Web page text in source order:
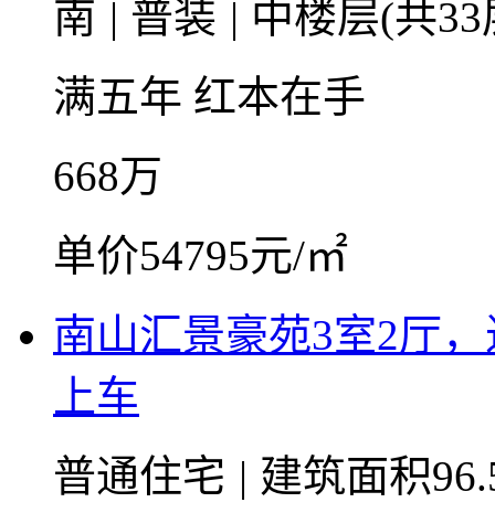
南 | 普装 | 中楼层(共
满五年 红本在手
668万
单价54795元/㎡
南山汇景豪苑3室2厅
上车
普通住宅 | 建筑面积